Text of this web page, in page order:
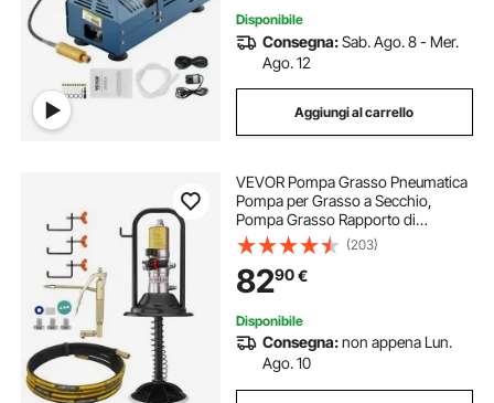
Disponibile
Consegna:Sab. Ago. 8 - Mer.
Ago. 12
Aggiungi al carrello
VEVOR Pompa Grasso Pneumatica
Pompa per Grasso a Secchio,
Pompa Grasso Rapporto di
Pressione 50:1 con Tubo da 4 Metri
Pistola per Grasso, Kit di Pompa per
Lubrificazione 0,6-0,8 MPa Tappo
Avvolgitubo
(203)
8290€
Disponibile
Consegna:non appena Lun.
Ago. 10